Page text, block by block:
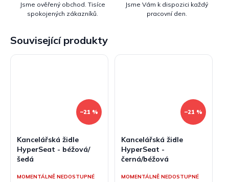
Jsme ověřený obchod. Tisíce
spokojených zákazníků.
Jsme Vám k dispozici každý
pracovní den.
Související produkty
–21 %
Kancelářská židle
HyperSeat - béžová/
šedá
MOMENTÁLNĚ NEDOSTUPNÉ
–21 %
Kancelářská židle
HyperSeat -
černá/béžová
MOMENTÁLNĚ NEDOSTUPNÉ